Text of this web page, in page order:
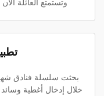
وتستمتع العائلة
بحثت سلسلة فنادق
خلال إدخال أغطية